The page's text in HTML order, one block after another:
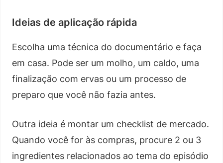
Ideias de aplicação rápida
Escolha uma técnica do documentário e faça
em casa. Pode ser um molho, um caldo, uma
finalização com ervas ou um processo de
preparo que você não fazia antes.
Outra ideia é montar um checklist de mercado.
Quando você for às compras, procure 2 ou 3
ingredientes relacionados ao tema do episódio